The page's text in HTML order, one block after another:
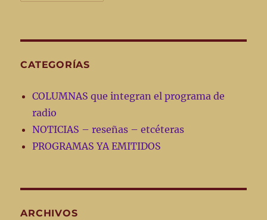
CATEGORÍAS
COLUMNAS que integran el programa de
radio
NOTICIAS – reseñas – etcéteras
PROGRAMAS YA EMITIDOS
ARCHIVOS